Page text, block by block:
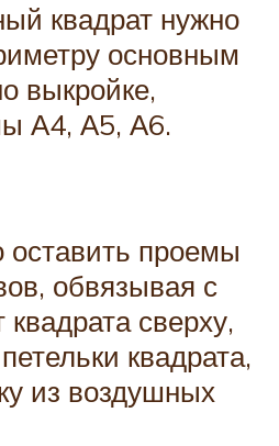
квадрат нужно
основным
выкройке,
А4, А5, А6.
проемы
обвязывая с
сверху,
квадрата,
из воздушных